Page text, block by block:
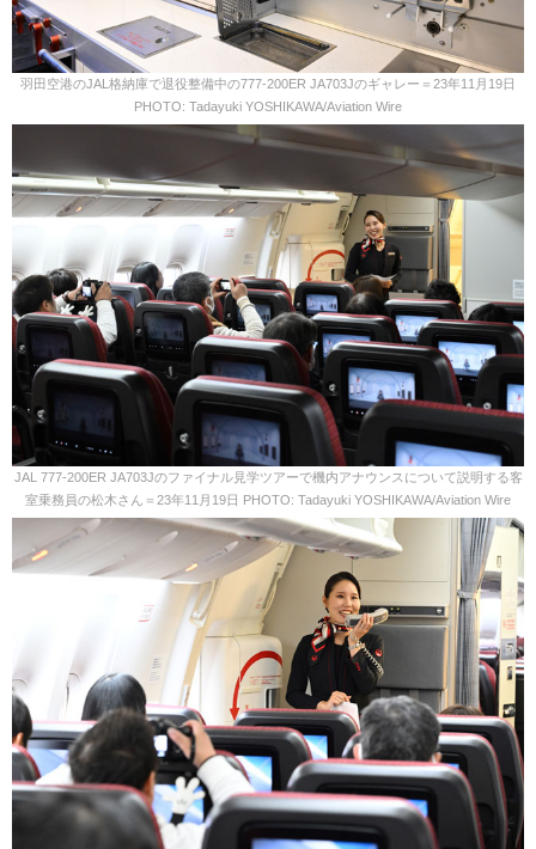
羽田空港のJAL格納庫で退役整備中の777-200ER JA703Jのギャレー＝23年11月19日
PHOTO: Tadayuki YOSHIKAWA/Aviation Wire
JAL 777-200ER JA703Jのファイナル見学ツアーで機内アナウンスについて説明する客
室乗務員の松木さん＝23年11月19日 PHOTO: Tadayuki YOSHIKAWA/Aviation Wire